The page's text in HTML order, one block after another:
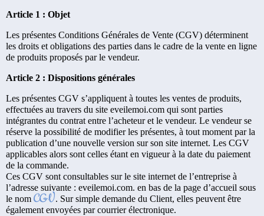
Article 1 : Objet
Les présentes Conditions Générales de Vente (CGV) déterminent
les droits et obligations des parties dans le cadre de la vente en ligne
de produits proposés par le vendeur.
Article 2 : Dispositions générales
Les présentes CGV s’appliquent à toutes les ventes de produits,
effectuées au travers du site eveilemoi.com qui sont parties
intégrantes du contrat entre l’acheteur et le vendeur. Le vendeur se
réserve la possibilité de modifier les présentes, à tout moment par la
publication d’une nouvelle version sur son site internet. Les CGV
applicables alors sont celles étant en vigueur à la date du paiement
de la commande.
Ces CGV sont consultables sur le site internet de l’entreprise à
l’adresse suivante : eveilemoi.com. en bas de la page d’accueil sous
le nom CGV. Sur simple demande du Client, elles peuvent être
également envoyées par courrier électronique.